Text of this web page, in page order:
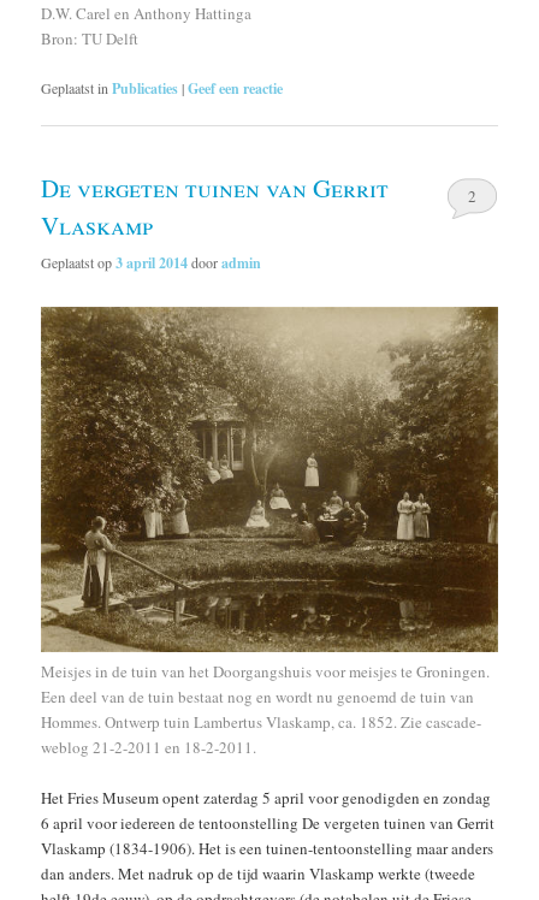
D.W. Carel en Anthony Hattinga
Bron: TU Delft
Geplaatst in Publicaties|Geef een reactie
De vergeten tuinen van Gerrit
Vlaskamp
Geplaatst op3 april 2014dooradmin
2
Meisjes in de tuin van het Doorgangshuis voor meisjes te Groningen.
Een deel van de tuin bestaat nog en wordt nu genoemd de tuin van
Hommes. Ontwerp tuin Lambertus Vlaskamp, ca. 1852. Zie cascade-
weblog21-2-2011 en 18-2-2011.
Het Fries Museum opent zaterdag 5 april voor genodigden en zondag
6 april voor iedereen de tentoonstelling De vergeten tuinen van Gerrit
Vlaskamp (1834-1906). Het is een tuinen-tentoonstelling maar anders
dan anders. Met nadruk op de tijd waarin Vlaskamp werkte (tweede